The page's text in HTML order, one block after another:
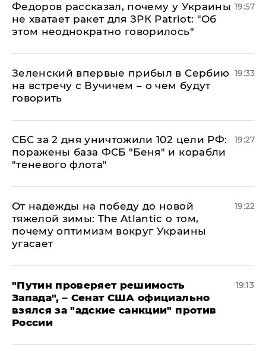
Федоров рассказал, почему у Украины
не хватает ракет для ЗРК Patriot: "Об
этом неоднократно говорилось"
19:57
Зеленский впервые прибыл в Сербию
на встречу с Вучичем – о чем будут
говорить
19:33
СБС за 2 дня уничтожили 102 цели РФ:
поражены база ФСБ "Беня" и корабли
"теневого флота"
19:27
От надежды на победу до новой
тяжелой зимы: The Atlantic о том,
почему оптимизм вокруг Украины
угасает
19:22
"Путин проверяет решимость
Запада", – Сенат США официально
взялся за "адские санкции" против
России
19:13